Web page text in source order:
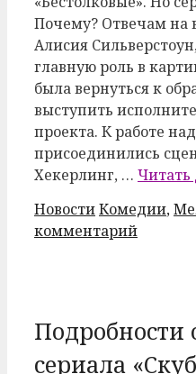
Почему? Отвечам на
Алисия
главную роль в
была вернуться к
выступить
проекта. К работе
присоединились
Хекерлинг, … Читать
Рубрики
НовостиМетки
Комедии,
комментарий
Подробности
сериала